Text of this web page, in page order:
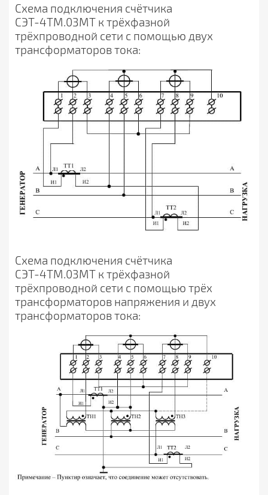
Схема подключения счётчика
СЭТ-4ТМ.03МТ к трёхфазной
трёхпроводной сети с помощью двух
трансформаторов тока:
Схема подключения счётчика
СЭТ-4ТМ.03МТ к трёхфазной
трёхпроводной сети с помощью трёх
трансформаторов напряжения и двух
трансформаторов тока: